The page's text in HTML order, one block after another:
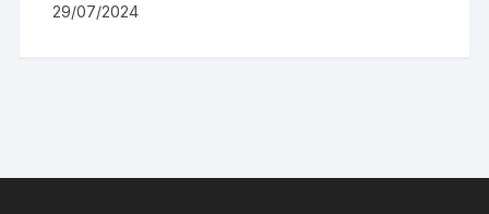
29/07/2024